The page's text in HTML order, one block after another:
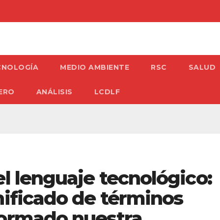
MEDIO AMBIENTE RSC SALUD
ANÁLISIS LCDLF
lenguaje tecnológico:
de términos